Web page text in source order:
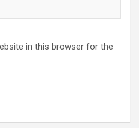
in this browser for the